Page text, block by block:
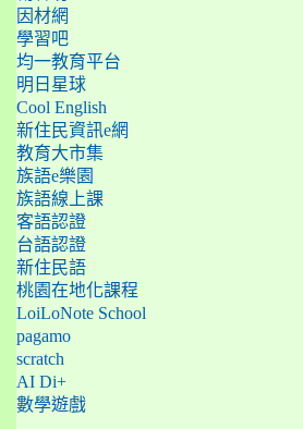
因材網
學習吧
均一教育平台
明日星球
Cool English
新住民資訊e網
教育大市集
族語e樂園
族語線上課
客語認證
台語認證
新住民語
桃園在地化課程
LoiLoNote School
pagamo
scratch
AI Di+
數學遊戲